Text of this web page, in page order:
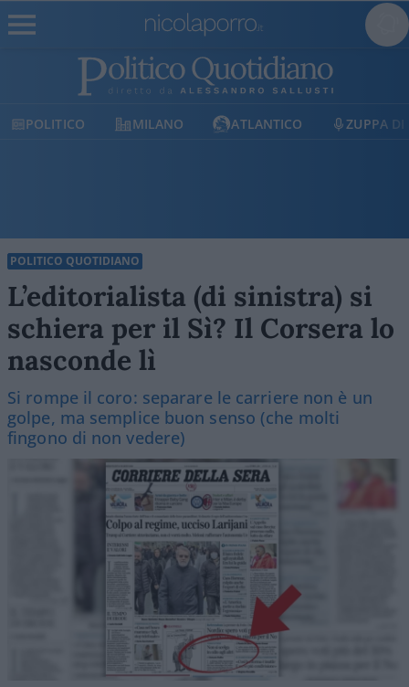
MILANO ATLANTICO ZUPPA DI PORRO
POLITICO QUOTIDIANO
L’editorialista (di sinistra) si
schiera per il Sì? Il Corsera lo
nasconde lì
Si rompe il coro: separare le carriere non è un
golpe, ma semplice buon senso (che molti
fingono di non vedere)